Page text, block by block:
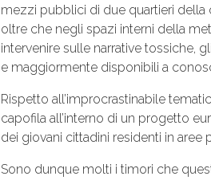
mezzi pubblici di due quartieri della
oltre che negli spazi interni della
intervenire sulle narrative tossiche,
e maggiormente disponibili a
Rispetto all’improcrastinabile
capofila all’interno di un progetto
dei giovani cittadini residenti in aree
Sono dunque molti i timori che